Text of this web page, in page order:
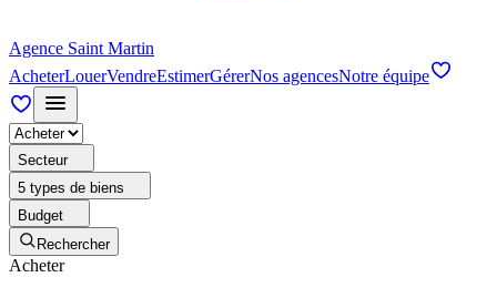
Agence Saint Martin
AcheterLouerVendreEstimerGérerNos agencesNotre équipe
Secteur
5 types de biens
Budget
Rechercher
Acheter